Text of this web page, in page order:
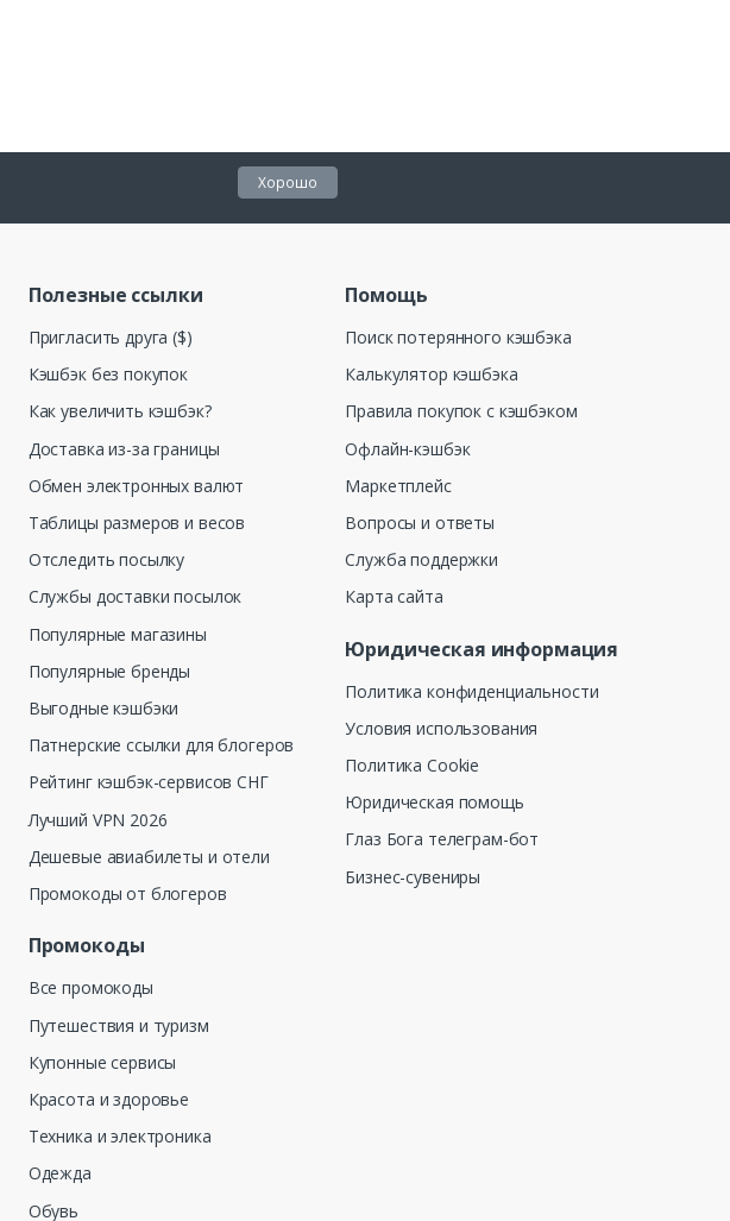
Хорошо
Полезные ссылки
Пригласить друга ($)
Кэшбэк без покупок
Как увеличить кэшбэк?
Доставка из-за границы
Обмен электронных валют
Таблицы размеров и весов
Отследить посылку
Службы доставки посылок
Популярные магазины
Популярные бренды
Выгодные кэшбэки
Патнерские ссылки для блогеров
Рейтинг кэшбэк-сервисов СНГ
Лучший VPN 2026
Дешевые авиабилеты и отели
Промокоды от блогеров
Промокоды
Все промокоды
Путешествия и туризм
Купонные сервисы
Красота и здоровье
Техника и электроника
Одежда
Обувь
Помощь
Поиск потерянного кэшбэка
Калькулятор кэшбэка
Правила покупок с кэшбэком
Офлайн-кэшбэк
Маркетплейс
Вопросы и ответы
Служба поддержки
Карта сайта
Юридическая информация
Политика конфиденциальности
Условия использования
Политика Cookie
Юридическая помощь
Глаз Бога телеграм-бот
Бизнес-сувениры